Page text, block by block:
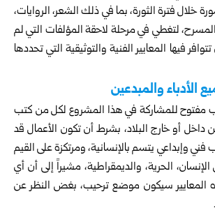
خلال فترة الثورة، بما في ذلك الشعر، الروايات،
لتغطي في مرحلة لاحقة المؤلفات التي لم
فيها المعايير الفنية والتوثيقية التي تحددها
الأدباء والمبدعين
مفتوح للمشاركة في هذا المشروع لكل من كتب
داخل أو خارج البلاد، بشرط أن تكون الأعمال قد
وإبداعي يتسم بالإنسانية، ومرتكزة على القيم
الحرية، والديمقراطية، مشيراً إلى أن أي
سيكون موضع ترحيب، بغض النظر عن